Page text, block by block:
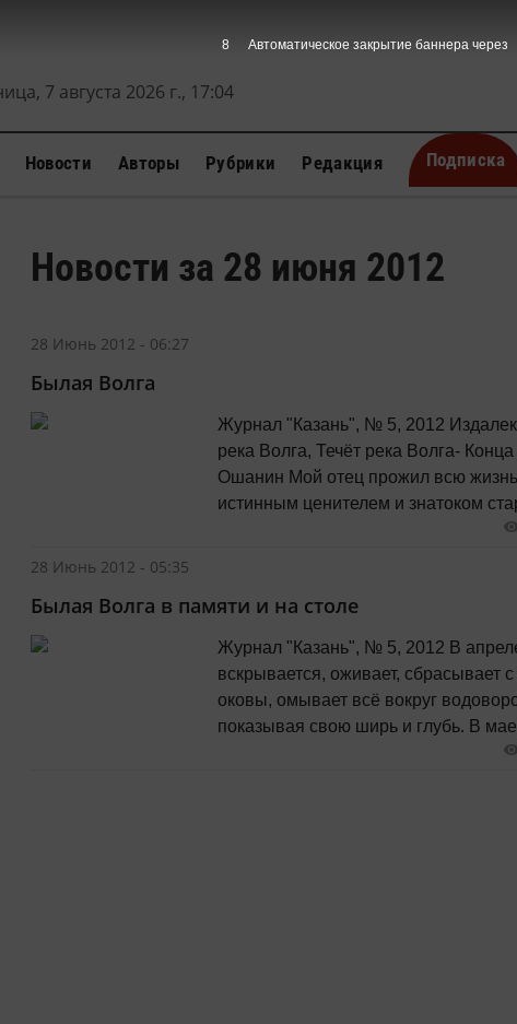
7 августа 2026 г., 17:04
Новости Авторы Рубрики Редакция Подписка
Новости за 28 июня 2012
28 Июнь 2012 - 06:27
Былая Волга
Журнал "Казань", № 5, 2012
река Волга, Течёт река Волга- Конца и
Ошанин Мой отец прожил всю жизнь на Волге, был
истинным ценителем и знатоком
ходивших по ней судов. Ему выпало
28 Июнь 2012 - 05:35
Былая Волга в памяти и на столе
Журнал "Казань", № 5, 2012 В
вскрывается, оживает, сбрасывает
оковы, омывает всё вокруг
показывая свою ширь и глубь. В мае
встаёт в берега, и начинается до
7 Автоматическое закрытие баннера через